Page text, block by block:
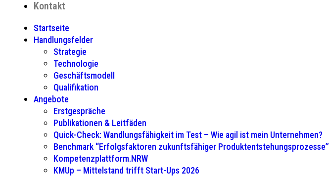
Kontakt
Startseite
Handlungsfelder
Strategie
Technologie
Geschäftsmodell
Qualifikation
Angebote
Erstgespräche
Publikationen & Leitfäden
Quick-Check: Wandlungsfähigkeit im Test – Wie agil ist mein Unternehmen?
Benchmark “Erfolgsfaktoren zukunftsfähiger Produktentstehungsprozesse”
Kompetenzplattform.NRW
KMUp – Mittelstand trifft Start-Ups 2026